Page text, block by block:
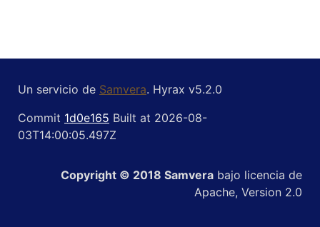
Un servicio de Samvera. Hyrax v5.2.0
Commit 1d0e165 Built at 2026-08-
03T14:00:05.497Z
Copyright © 2018 Samvera bajo licencia de
Apache, Version 2.0